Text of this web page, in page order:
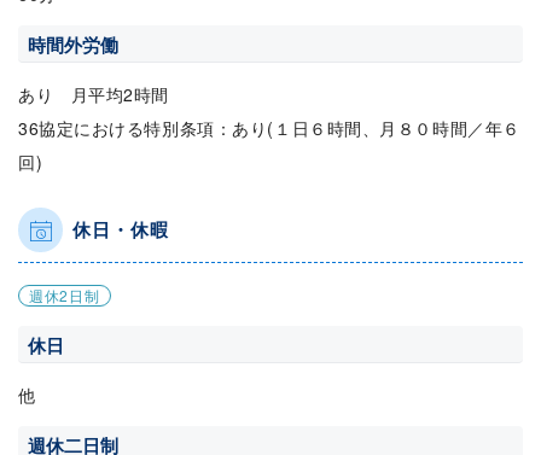
時間外労働
あり 月平均2時間
36協定における特別条項：あり(１日６時間、月８０時間／年６
回)
休日・休暇
週休2日制
休日
他
週休二日制